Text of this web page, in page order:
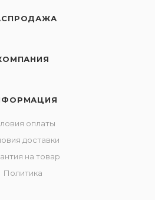
оплаты
доставки
на товар
Политика